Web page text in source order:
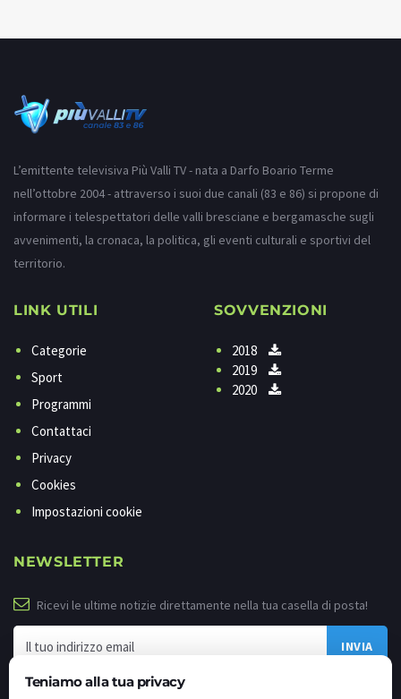
Teniamo alla tua privacy
L’emittente televisiva Più Valli TV - nata a Darfo Boario Terme
nell’ottobre 2004 - attraverso i suoi due canali (83 e 86) si propone di
informare i telespettatori delle valli bresciane e bergamasche sugli
avvenimenti, la cronaca, la politica, gli eventi culturali e sportivi del
territorio.
LINK UTILI
Categorie
Sport
Programmi
Contattaci
Privacy
Cookies
Impostazioni cookie
SOVVENZIONI
2018
2019
2020
NEWSLETTER
Ricevi le ultime notizie direttamente nella tua casella di posta!